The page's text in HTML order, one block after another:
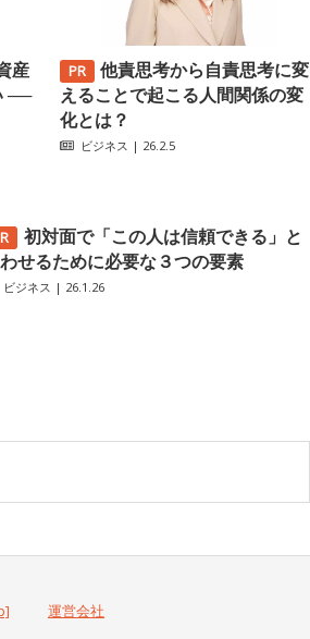
産
──
他責思考から自責思考に変
えることで起こる人間関係の変
化とは？
ビジネス | 26.2.5
初対面で「この人は信頼できる」と
せるために必要な３つの要素
ビジネス | 26.1.26
運営会社